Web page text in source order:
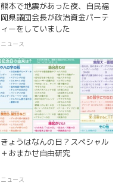
熊本で地震があった夜、自民福
岡県議団会長が政治資金パーテ
ィーをしていました
ニュース
きょうはなんの日？スペシャル
＋おまかせ自由研究
ニュース